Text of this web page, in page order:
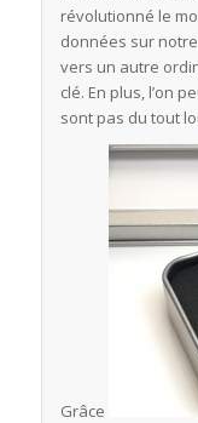
révolutionné le
données sur
vers un autre
clé. En plus, l’on
sont pas du tout
Grâce